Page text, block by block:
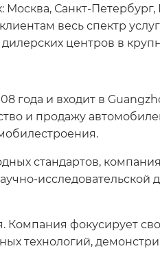
Москва, Санкт-
весь спектр
центров в
года и входит в
и продажу
стандартов,
исследовательской
Компания фокусирует
технологий,